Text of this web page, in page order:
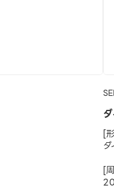
[
ダ
[